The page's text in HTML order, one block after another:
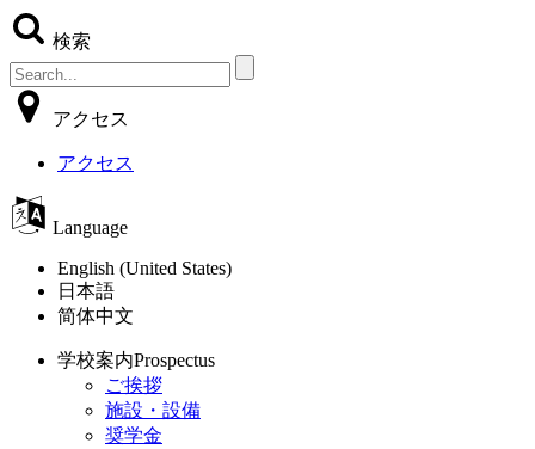
検索
アクセス
アクセス
Language
English (United States)
日本語
简体中文
学校案内Prospectus
ご挨拶
施設・設備
奨学金